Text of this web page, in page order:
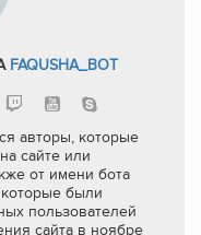
FAQUSHA_BOT
авторы, которые
сайте или
от имени бота
были
пользователей
сайта в ноябре